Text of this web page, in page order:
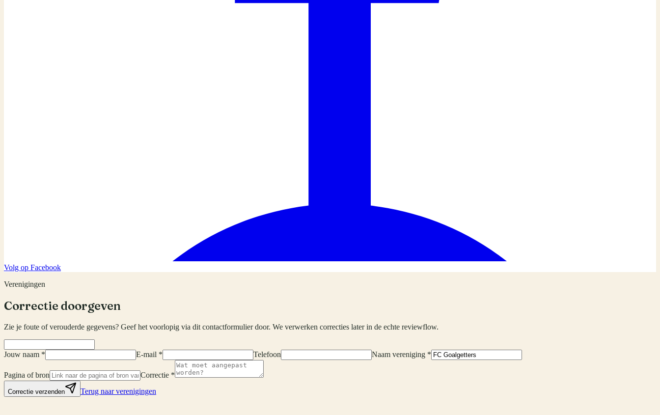
Volg op Facebook
Verenigingen
Correctie doorgeven
Zie je foute of verouderde gegevens? Geef het voorlopig via dit contactformulier door. We verwerken correcties later in de echte reviewflow.
Jouw naam * E-mail * Telefoon Naam vereniging *
Pagina of bron Correctie *
Correctie verzenden Terug naar verenigingen